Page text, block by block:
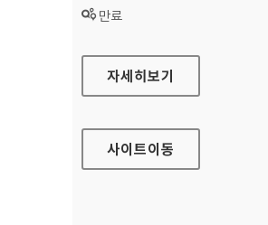
상태 :
만료
무안군청 대표 홈페이지
자세히보기
사이트이동